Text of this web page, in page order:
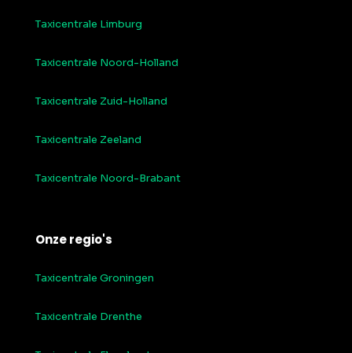
Taxicentrale Limburg
Taxicentrale Noord-Holland
Taxicentrale Zuid-Holland
Taxicentrale Zeeland
Taxicentrale Noord-Brabant
Onze regio's
Taxicentrale Groningen
Taxicentrale Drenthe